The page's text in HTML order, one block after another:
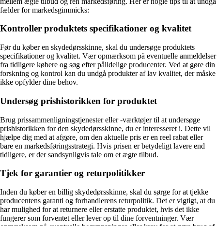
fælder for markedsgimmicks:
Kontroller produktets specifikationer og kvalitet
Før du køber en skydedørsskinne, skal du undersøge produktets
specifikationer og kvalitet. Vær opmærksom på eventuelle anmeldelser
fra tidligere købere og søg efter pålidelige producenter. Ved at gøre din
forskning og kontrol kan du undgå produkter af lav kvalitet, der måske
ikke opfylder dine behov.
Undersøg prishistorikken for produktet
Brug prissammenligningstjenester eller -værktøjer til at undersøge
prishistorikken for den skydedørsskinne, du er interesseret i. Dette vil
hjælpe dig med at afgøre, om den aktuelle pris er en reel rabat eller
bare en markedsføringsstrategi. Hvis prisen er betydeligt lavere end
tidligere, er der sandsynligvis tale om et ægte tilbud.
Tjek for garantier og returpolitikker
Inden du køber en billig skydedørsskinne, skal du sørge for at tjekke
producentens garanti og forhandlerens returpolitik. Det er vigtigt, at du
har mulighed for at returnere eller erstatte produktet, hvis det ikke
fungerer som forventet eller lever op til dine forventninger. Vær